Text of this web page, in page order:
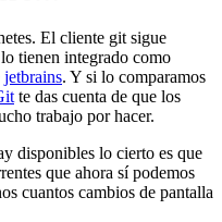
El cliente git sigue
tienen integrado como
jetbrains. Y si lo comparamos
te das cuenta de que los
trabajo por hacer.
disponibles lo cierto es que
que ahora sí podemos
cuantos cambios de pantalla